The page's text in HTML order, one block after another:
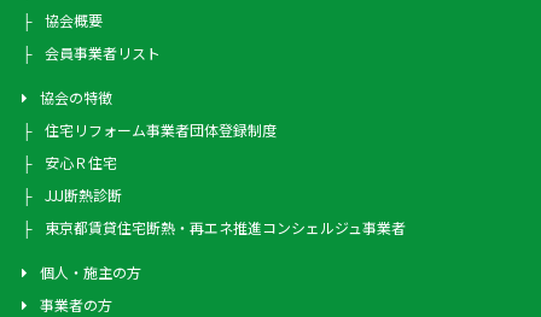
協会概要
会員事業者リスト
協会の特徴
住宅リフォーム事業者団体登録制度
安心Ｒ住宅
JJJ断熱診断
東京都賃貸住宅断熱・再エネ推進コンシェルジュ事業者
個人・施主の方
事業者の方